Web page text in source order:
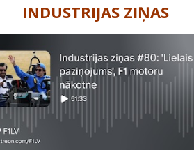
INDUSTRIJAS ZIŅAS